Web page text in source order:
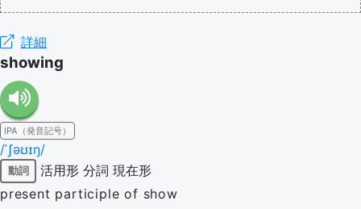
詳細
showing
IPA（発音記号）
/ˈʃəʊɪŋ/
動詞 活用形 分詞 現在形
present participle of show